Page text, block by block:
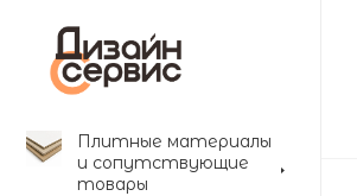
Плитные материалы
и сопутствующие
товары